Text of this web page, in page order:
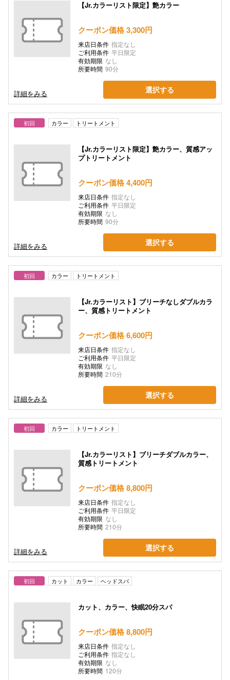
【Jr.カラーリスト限定】艶カラー
クーポン価格 3,300円
来店日条件 指定なし
ご利用条件 平日限定
有効期限 なし
所要時間 90分
詳細をみる 選択する
初回 カラー トリートメント
【Jr.カラーリスト限定】艶カラー、質感アッ
プトリートメント
クーポン価格 4,400円
来店日条件 指定なし
ご利用条件 平日限定
有効期限 なし
所要時間 90分
詳細をみる 選択する
初回 カラー トリートメント
【Jr.カラーリスト】ブリーチなしダブルカラ
ー、質感トリートメント
クーポン価格 6,600円
来店日条件 指定なし
ご利用条件 平日限定
有効期限 なし
所要時間 210分
詳細をみる 選択する
初回 カラー トリートメント
【Jr.カラーリスト】ブリーチダブルカラー、
質感トリートメント
クーポン価格 8,800円
来店日条件 指定なし
ご利用条件 平日限定
有効期限 なし
所要時間 210分
詳細をみる 選択する
初回 カット カラー ヘッドスパ
カット、カラー、快眠20分スパ
クーポン価格 8,800円
来店日条件 指定なし
ご利用条件 指定なし
有効期限 なし
所要時間 120分